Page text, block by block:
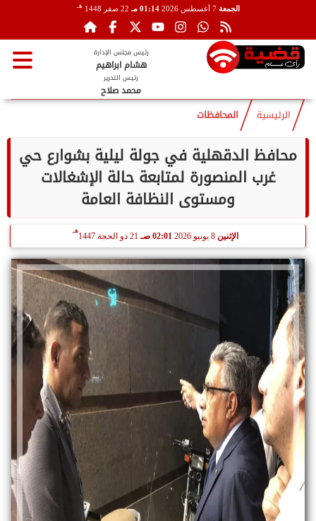
الجمعة 7 أغسطس 2026 01:14 مـ 22 صفر 1448 هـ
رئيس مجلس الإدارة
هشام ابراهيم
رئيس التحرير
محمد صلاح
الرئيسية المحافظات
محافظ الدقهلية في جولة ليلية بشوارع حي
غرب المنصورة لمتابعة حالة الإشغالات
ومستوى النظافة العامة
الإثنين 8 يونيو 2026 02:01 صـ 21 ذو الحجة 1447
هـ